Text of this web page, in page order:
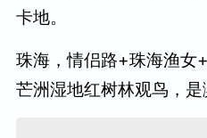
卡地。
珠海，情侣路+珠海渔女
芒洲湿地红树林观鸟，是